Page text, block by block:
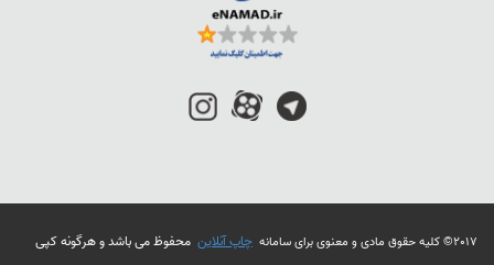
این نوع کارت از جنس مقوای 300 گرم کتان است. این جنس برای کارت
ظریف، سبک و با دوام است و وضوح رنگی چاپی خوبی دارد.
آخر آن را با یک لمینت مات یا براق روکش می کنند. این نوع کارت ها به
راحتی خم نمی شوند که از ویژگی های مهم آنها محسوب می شود.2017© کلیه حقوق مادی و معنوی برای سامانه چاپ آنلاین محفوظ می باشد و هرگونه کپی